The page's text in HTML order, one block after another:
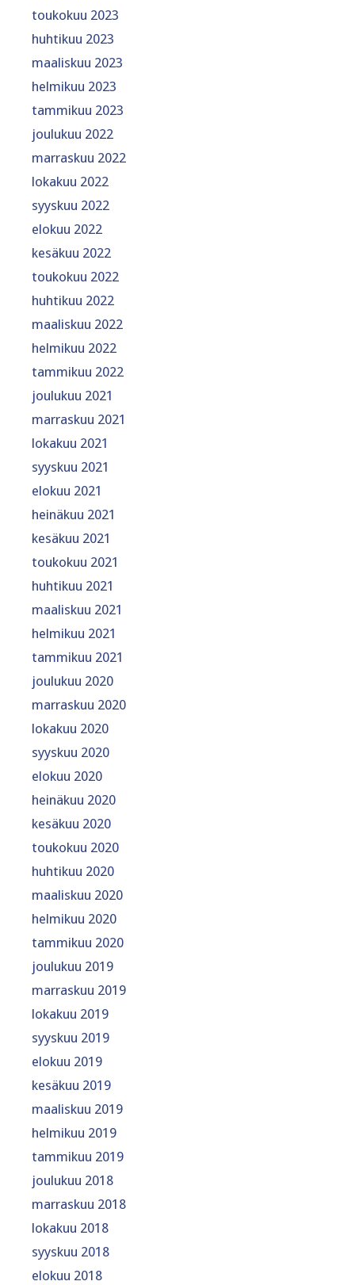
toukokuu 2023
huhtikuu 2023
maaliskuu 2023
helmikuu 2023
tammikuu 2023
joulukuu 2022
marraskuu 2022
lokakuu 2022
syyskuu 2022
elokuu 2022
kesäkuu 2022
toukokuu 2022
huhtikuu 2022
maaliskuu 2022
helmikuu 2022
tammikuu 2022
joulukuu 2021
marraskuu 2021
lokakuu 2021
syyskuu 2021
elokuu 2021
heinäkuu 2021
kesäkuu 2021
toukokuu 2021
huhtikuu 2021
maaliskuu 2021
helmikuu 2021
tammikuu 2021
joulukuu 2020
marraskuu 2020
lokakuu 2020
syyskuu 2020
elokuu 2020
heinäkuu 2020
kesäkuu 2020
toukokuu 2020
huhtikuu 2020
maaliskuu 2020
helmikuu 2020
tammikuu 2020
joulukuu 2019
marraskuu 2019
lokakuu 2019
syyskuu 2019
elokuu 2019
kesäkuu 2019
maaliskuu 2019
helmikuu 2019
tammikuu 2019
joulukuu 2018
marraskuu 2018
lokakuu 2018
syyskuu 2018
elokuu 2018